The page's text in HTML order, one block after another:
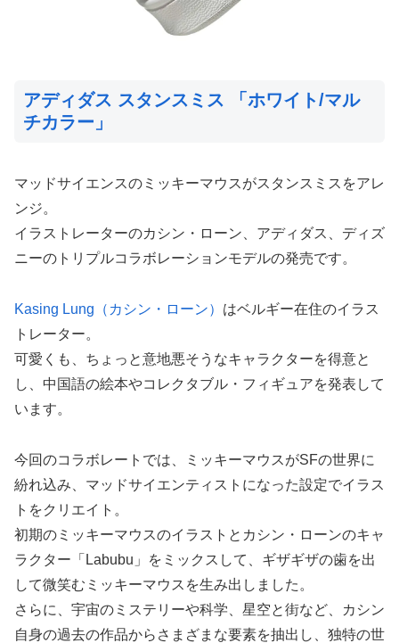
アディダス スタンスミス 「ホワイト/マル
チカラー」
マッドサイエンスのミッキーマウスがスタンスミスをアレ
ンジ。
イラストレーターのカシン・ローン、アディダス、ディズ
ニーのトリプルコラボレーションモデルの発売です。
Kasing Lung（カシン・ローン） はベルギー在住のイラス
トレーター。
可愛くも、ちょっと意地悪そうなキャラクターを得意と
し、中国語の絵本やコレクタブル・フィギュアを発表して
います。
今回のコラボレートでは、ミッキーマウスがSFの世界に
紛れ込み、マッドサイエンティストになった設定でイラス
トをクリエイト。
初期のミッキーマウスのイラストとカシン・ローンのキャ
ラクター「Labubu」をミックスして、ギザギザの歯を出
して微笑むミッキーマウスを生み出しました。
さらに、宇宙のミステリーや科学、星空と街など、カシン
自身の過去の作品からさまざまな要素を抽出し、独特の世